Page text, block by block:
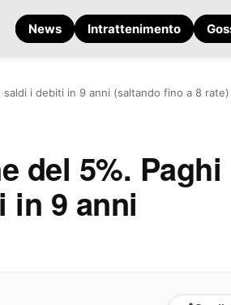
News Intrattenimento
i debiti in 9 anni (saltando fino a 8 rate)
del 5%.
in 9 anni